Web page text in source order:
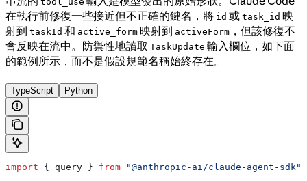
在執行前修復一些接近但不正確的鍵名，將 id 或 task_id 映
射到 taskId 和 active_form 映射到 activeForm ，但該修復不
會反映在流中。防禦性地讀取 TaskUpdate 輸入欄位，如下面
的範例所示，而不是假設規範名稱始終存在。
TypeScript Python
import { query } from "@anthropic-ai/claude-agent-sdk"